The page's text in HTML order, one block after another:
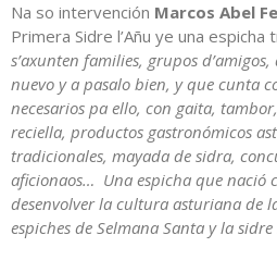
Na so intervención Marcos Abel
Primera Sidre l’Añu ye una espicha
s’axunten families, grupos
nuevo y a pasalo bien, y que cunta
necesarios pa ello, con gaita,
reciella, productos gastronómicos
tradicionales, mayada de sidra,
aficionaos… Una espicha que nació
desenvolver la cultura asturiana de
espiches de Selmana Santa y la